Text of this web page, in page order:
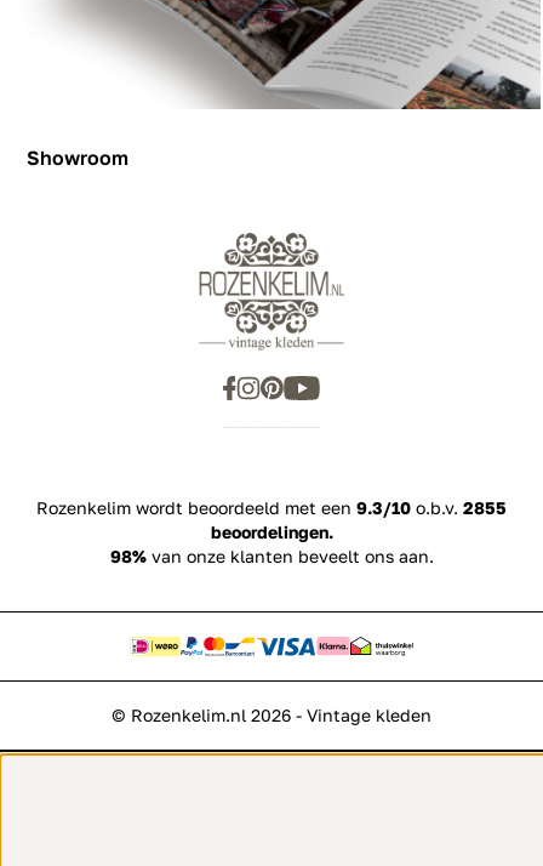
Showroom
Rozenkelim wordt beoordeeld met een 9.3/10 o.b.v. 2855
beoordelingen.
98%van onze klanten beveelt ons aan.
© Rozenkelim.nl 2026 - Vintage kleden